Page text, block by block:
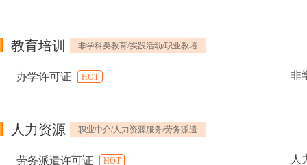
教育培训 非学科类教育/实践活动/职业教培
办学许可证 HOT 非
人力资源 职业中介/人力资源服务/劳务派遣
劳务派遣许可证 HOT 人